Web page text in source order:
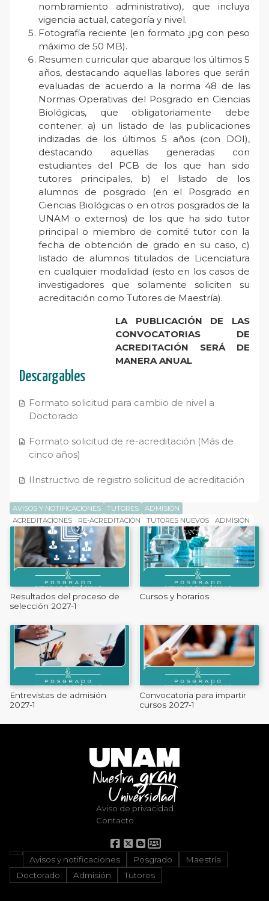
nombramiento administrativo), que incluya
vigencia actual, categoría y nivel.
Fotografía reciente (en formato .jpg con peso
máximo de 50 MB).
Resumen curricular que abarque los últimos 5
años, destacando aquellas labores que serán
evaluadas de acuerdo a la norma 48 de las
Normas Operativas del Posgrado en Ciencias
Biológicas, que obligatoriamente debe
contener: a) un listado de las publicaciones
indizadas de los últimos 5 años (con DOI),
destacando aquellas generadas con
estudiantes del PCB de los que han sido
tutores principales, b) el listado de los
alumnos de posgrado (en el Posgrado en
Ciencias Biológicas o en otros posgrados de la
UNAM o externos) de los que ha sido tutor
principal o miembro de comité tutor con la
fecha de obtención de grado en su caso, c)
listado de alumnos titulados de Licenciatura
en cualquier modalidad (esto en los casos de
investigadores que solamente soliciten su
acreditación como Tutores de Maestría).
LA PUBLICACIÓN DE LAS
CONVOCATORIAS DE
ACREDITACIÓN SERÁ DE
MANERA ANUAL
Descargables
Formato solicitud para cambio de nivel a
Doctorado
Formato solicitud de re-acreditación (Más de
cinco años)
IInstructivo de registro solicitud de acreditación
AVISOS Y NOTIFICACIONES TUTORES
ADMISIÓN
ACREDITACIONES
RE-ACREDITACIÓN TUTORES NUEVOS ADMISIÓN
Resultados del proceso de
selección 2027-1
Cursos y horarios
Entrevistas de admisión
2027-1
Convocatoria para impartir
cursos 2027-1
Aviso de privacidad
Contacto
Avisos y notificaciones Posgrado
Maestría
Doctorado
Admisión Tutores